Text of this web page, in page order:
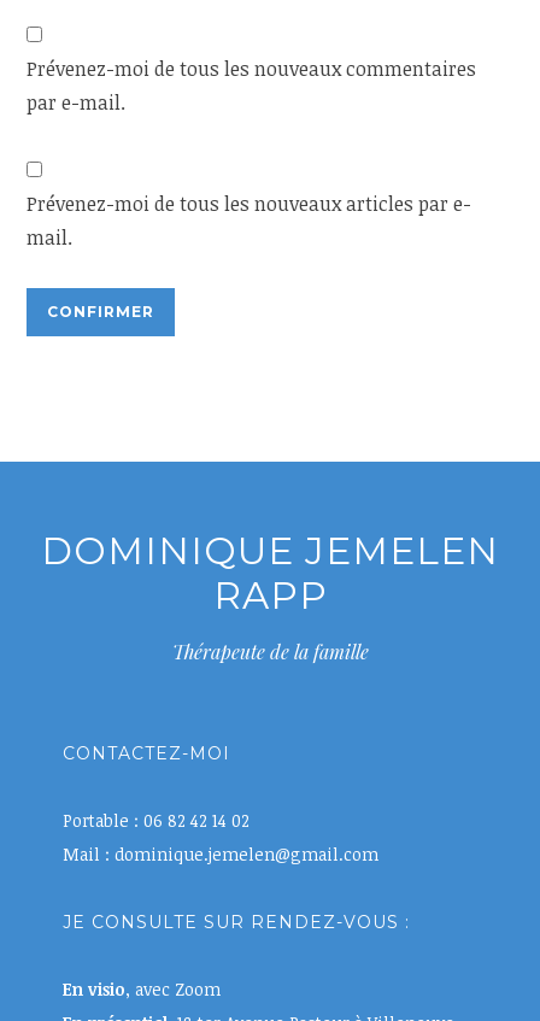
Prévenez-moi de tous les nouveaux commentaires
par e-mail.
Prévenez-moi de tous les nouveaux articles par e-
mail.
DOMINIQUE JEMELEN
RAPP
Thérapeute de la famille
CONTACTEZ-MOI
Portable : 06 82 42 14 02
Mail : dominique.jemelen@gmail.com
JE CONSULTE SUR RENDEZ-VOUS :
En visio, avec Zoom